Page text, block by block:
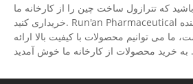
که تترازول ساخت چین را از کارخانه ما
خریداری کنید. Run'an Pharmaceutical یک تولید کننده و تامین کننده
ما می توانیم محصولات با کیفیت بالا ارائه